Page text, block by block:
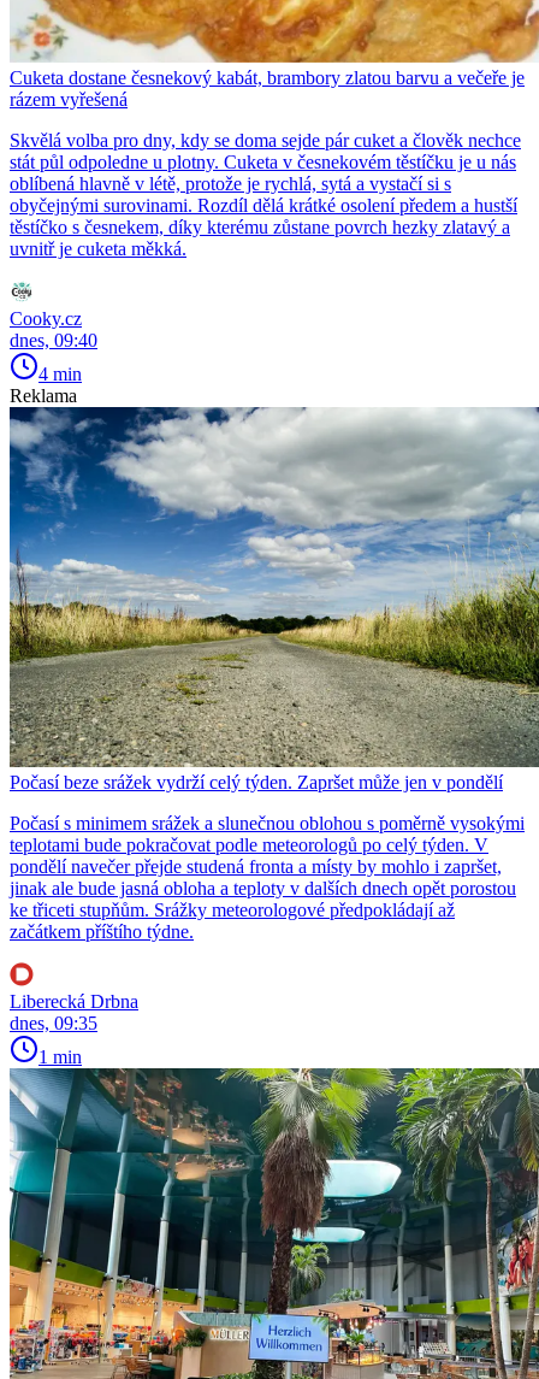
Cuketa dostane česnekový kabát, brambory zlatou barvu a večeře je
rázem vyřešená
Skvělá volba pro dny, kdy se doma sejde pár cuket a člověk nechce
stát půl odpoledne u plotny. Cuketa v česnekovém těstíčku je u nás
oblíbená hlavně v létě, protože je rychlá, sytá a vystačí si s
obyčejnými surovinami. Rozdíl dělá krátké osolení předem a hustší
těstíčko s česnekem, díky kterému zůstane povrch hezky zlatavý a
uvnitř je cuketa měkká.
Cooky.cz
dnes, 09:40
4 min
Reklama
Počasí beze srážek vydrží celý týden. Zapršet může jen v pondělí
Počasí s minimem srážek a slunečnou oblohou s poměrně vysokými
teplotami bude pokračovat podle meteorologů po celý týden. V
pondělí navečer přejde studená fronta a místy by mohlo i zapršet,
jinak ale bude jasná obloha a teploty v dalších dnech opět porostou
ke třiceti stupňům. Srážky meteorologové předpokládají až
začátkem příštího týdne.
Liberecká Drbna
dnes, 09:35
1 min